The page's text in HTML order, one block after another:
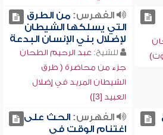
الفهرس:من الطرق
التي يسلكها الشيطان
لإضلال بني الإنسان البدعة
للشيخ: عبد الرحيم الطحان
جزء من محاضرة ( طرق
الشيطان المريد في إضلال
العبيد [3])
الفهرس:الحث على
اغتنام الوقت في